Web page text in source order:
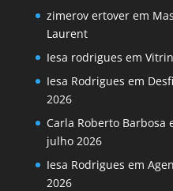
zimerov ertoverem
Laurent
Iesa rodrigues em
Iesa Rodrigues em
2026
Carla Roberto Barbosa
julho 2026
Iesa Rodrigues em
2026